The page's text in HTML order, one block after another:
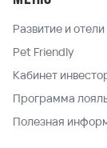
Развитие и отели
Pet Friendly
Кабинет
Программа
Полезная